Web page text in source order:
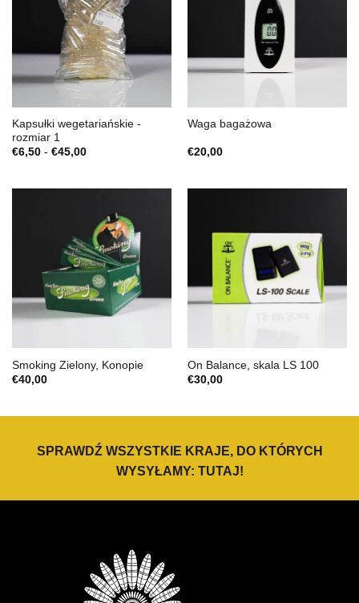
Kapsułki wegetariańskie -
rozmiar 1
€6,50 - €45,00Zakres
Waga bagażowa
€20,00
Smoking Zielony, Konopie
€40,00
On Balance, skala LS 100
€30,00
SPRAWDŹ WSZYSTKIE KRAJE, DO KTÓRYCH
WYSYŁAMY: TUTAJ!